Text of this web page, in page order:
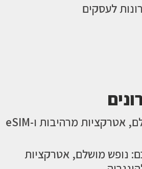
לעסקים
גטבורג: נופש מושלם, אטרקציות מרהיבות ו-eSIM
נופש מושלם, אטרקציות